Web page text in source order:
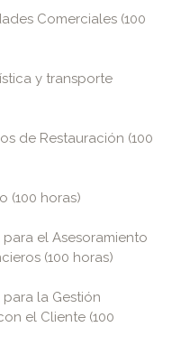
Comerciales (100
y transporte
de Restauración (100
(100 horas)
el Asesoramiento
(100 horas)
la Gestión
el Cliente (100